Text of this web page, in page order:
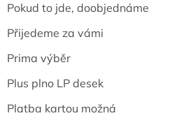
Pokud to jde, doobjednáme
Přijedeme za vámi
Prima výběr
Plus plno LP desek
Platba kartou možná